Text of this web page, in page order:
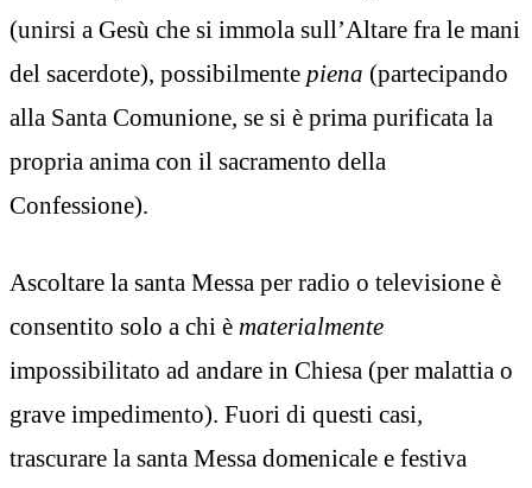
(unirsi a Gesù che si immola sull’Altare fra le mani
del sacerdote), possibilmente piena (partecipando
alla Santa Comunione, se si è prima purificata la
propria anima con il sacramento della
Confessione).
Ascoltare la santa Messa per radio o televisione è
consentito solo a chi è materialmente
impossibilitato ad andare in Chiesa (per malattia o
grave impedimento). Fuori di questi casi,
trascurare la santa Messa domenicale e festiva